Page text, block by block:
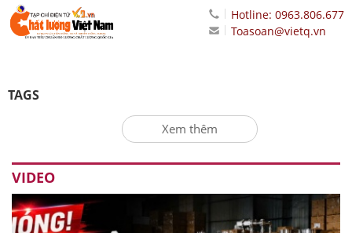
Hotline: 0963.806.677
Toasoan@vietq.vn
TAGS
Xem thêm
VIDEO